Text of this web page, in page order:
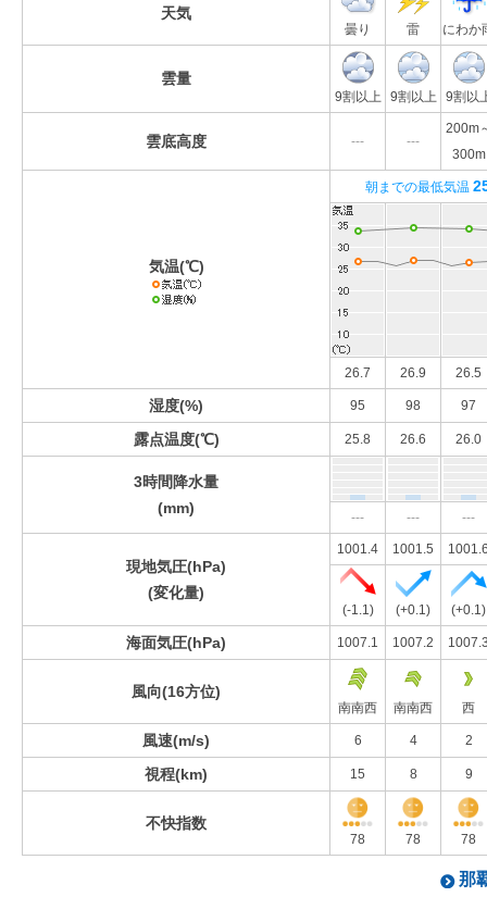
天気
曇り 雷 にわか
雲量
9割以上 9割以上 9割以
雲底高度 --- ---
200m
300m
気温(℃)
朝までの最低気温
26.7 26.9 26.5
湿度(%) 95 98 97
露点温度(℃) 25.8 26.6 26.0
3時間降水量
(mm)
--- --- ---
現地気圧(hPa)
(変化量)
1001.4 1001.5
(-1.1) (+0.1) (+0.1)
海面気圧(hPa) 1007.1 1007.2
風向(16方位)
南南西 南南西 西
風速(m/s) 6 4 2
視程(km) 15 8 9
不快指数
78 78 78
那